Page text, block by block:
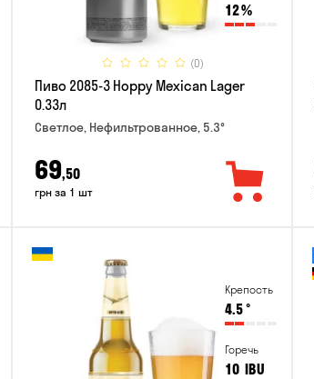
12%
(0)
Пиво 2085-3 Hoppy Mexican Lager
0.33л
Светлое, Нефильтрованное, 5.3°
69,50
грн за 1 шт
Крепость
4.5°
Горечь
10 IBU